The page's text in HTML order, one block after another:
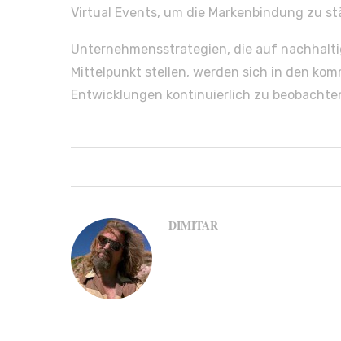
Virtual Events, um die Markenbindung zu
Unternehmensstrategien, die auf
Mittelpunkt stellen, werden sich in den
Entwicklungen kontinuierlich zu
DIMITAR